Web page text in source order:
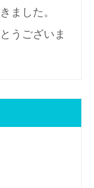
ました。
うございま